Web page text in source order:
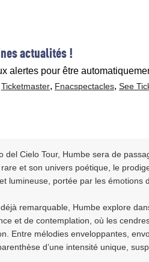
actualités !
alertes pour être
Ticketmaster, Fnacspectacles, See
del Cielo Tour, Humbe sera de
et son univers poétique, le
lumineuse, portée par les émotions
remarquable, Humbe explore
et de contemplation, où les
Entre mélodies enveloppantes,
d’une intensité unique,